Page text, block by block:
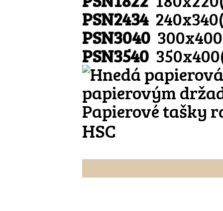
PSN2434
PSN3040
PSN3540
Papierové tašky
HSC